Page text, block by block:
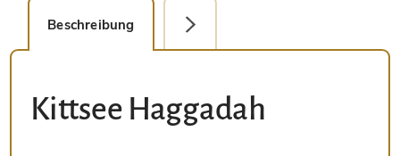
Beschreibung Faksimile-Editionen (1)
Kittsee Haggadah